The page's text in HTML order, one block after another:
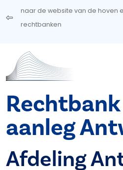
Overslaan en naar de inhoud
naar de website van de hoven
rechtbanken
aanleg
Afdeling